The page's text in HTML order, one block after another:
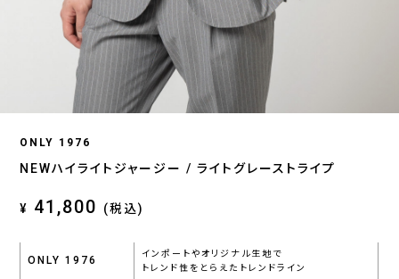
ONLY 1976
NEWハイライトジャージー / ライトグレーストライプ
¥ 41,800 (税込)
ONLY 1976
インポートやオリジナル生地で
トレンド性をとらえたトレンドライン